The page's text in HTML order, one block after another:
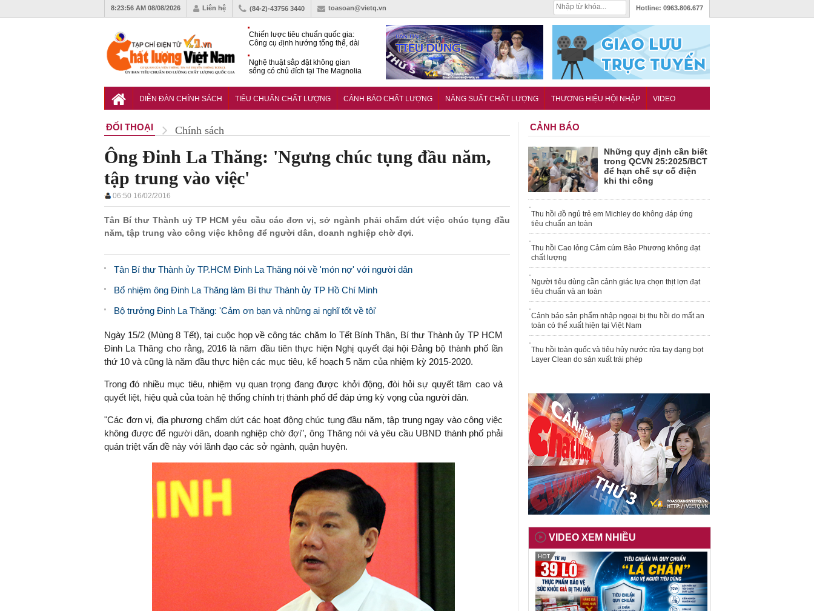
8:23:57 AM 08/08/2026 Liên hệ (84-2)-43756 3440 toasoan@vietq.vn Hotline: 0963.806.677
Chiến lược tiêu chuẩn quốc gia:
Công cụ định hướng tổng thể, dài
Nghệ thuật sắp đặt không gian
sống có chủ đích tại The Magnolia
gia đối với xe cũ nhập khẩu?
DIỄN ĐÀN CHÍNH SÁCH TIÊU CHUẨN CHẤT LƯỢNG CẢNH BÁO CHẤT LƯỢNG NĂNG SUẤT CHẤT LƯỢNG THƯƠNG HIỆU HỘI NHẬP VIDEO
ĐỐI THOẠI Chính sách
Ông Đinh La Thăng: 'Ngưng chúc tụng đầu năm,
tập trung vào việc'
06:50 16/02/2016
Tân Bí thư Thành uỷ TP HCM yêu cầu các đơn vị, sở ngành phải chấm dứt việc chúc tụng đầu
năm, tập trung vào công việc không để người dân, doanh nghiệp chờ đợi.
Tân Bí thư Thành ủy TP.HCM Đinh La Thăng nói về 'món nợ' với người dân
Bổ nhiệm ông Đinh La Thăng làm Bí thư Thành ủy TP Hồ Chí Minh
Bộ trưởng Đinh La Thăng: 'Cảm ơn bạn và những ai nghĩ tốt về tôi'
Ngày 15/2 (Mùng 8 Tết), tại cuộc họp về công tác chăm lo Tết Bính Thân, Bí thư Thành ủy TP HCM
Đinh La Thăng cho rằng, 2016 là năm đầu tiên thực hiện Nghị quyết đại hội Đảng bộ thành phố lần
thứ 10 và cũng là năm đầu thực hiện các mục tiêu, kế hoạch 5 năm của nhiệm kỳ 2015-2020.
Trong đó nhiều mục tiêu, nhiệm vụ quan trọng đang được khởi động, đòi hỏi sự quyết tâm cao và
quyết liệt, hiệu quả của toàn hệ thống chính trị thành phố để đáp ứng kỳ vọng của người dân.
"Các đơn vị, địa phương chấm dứt các hoạt động chúc tụng đầu năm, tập trung ngay vào công việc
không được để người dân, doanh nghiệp chờ đợi", ông Thăng nói và yêu cầu UBND thành phố phải
quán triệt vấn đề này với lãnh đạo các sở ngành, quận huyện.
CẢNH BÁO
Những quy định cần biết
trong QCVN 25:2025/BCT
để hạn chế sự cố điện
khi thi công
Thu hồi đồ ngủ trẻ em Michley do không đáp ứng
tiêu chuẩn an toàn
Thu hồi Cao lỏng Cảm cúm Bảo Phương không đạt
chất lượng
Người tiêu dùng cần cảnh giác lựa chọn thịt lợn đạt
tiêu chuẩn và an toàn
Cảnh báo sản phẩm nhập ngoại bị thu hồi do mất an
toàn có thể xuất hiện tại Việt Nam
Thu hồi toàn quốc và tiêu hủy nước rửa tay dạng bọt
Layer Clean do sản xuất trái phép
VIDEO XEM NHIỀU